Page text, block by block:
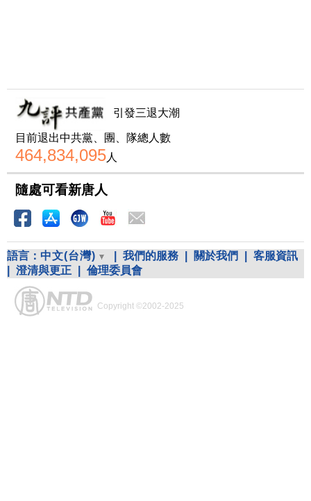
引發三退大潮
目前退出中共黨、團、隊總人數
464,834,095人
隨處可看新唐人
語言： 中文(台灣) 我們的服務 關於我們
客服資訊
澄清與更正 倫理委員會
Copyright ©2002-2025